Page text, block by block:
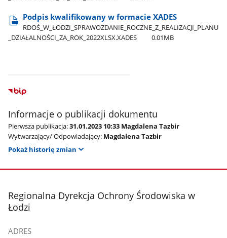
Podpis kwalifikowany w formacie XADES
RDOŚ​_W​_ŁODZI​_SPRAWOZDANIE​_ROCZNE​_Z​_REALIZACJI​_PLANU​
_DZIAŁALNOŚCI​_ZA​_ROK​_2022XLSX.XADES
0.01MB
Informacje o publikacji dokumentu
Pierwsza publikacja:31.01.2023 10:33 Magdalena Tazbir
Wytwarzający/ Odpowiadający: Magdalena Tazbir
Pokaż historię zmian
stopka
Regionalna Dyrekcja Ochrony Środowiska w
Łodzi
ADRES